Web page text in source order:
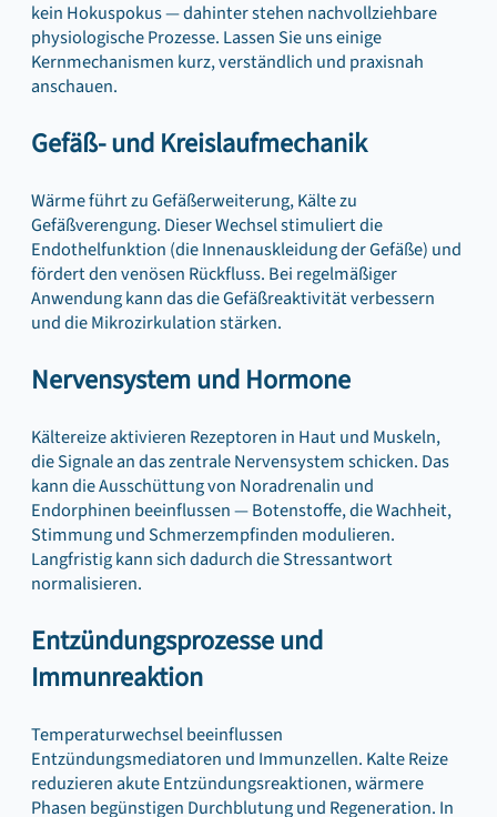
kein Hokuspokus — dahinter stehen nachvollziehbare
physiologische Prozesse. Lassen Sie uns einige
Kernmechanismen kurz, verständlich und praxisnah
anschauen.
Gefäß- und Kreislaufmechanik
Wärme führt zu Gefäßerweiterung, Kälte zu
Gefäßverengung. Dieser Wechsel stimuliert die
Endothelfunktion (die Innenauskleidung der Gefäße) und
fördert den venösen Rückfluss. Bei regelmäßiger
Anwendung kann das die Gefäßreaktivität verbessern
und die Mikrozirkulation stärken.
Nervensystem und Hormone
Kältereize aktivieren Rezeptoren in Haut und Muskeln,
die Signale an das zentrale Nervensystem schicken. Das
kann die Ausschüttung von Noradrenalin und
Endorphinen beeinflussen — Botenstoffe, die Wachheit,
Stimmung und Schmerzempfinden modulieren.
Langfristig kann sich dadurch die Stressantwort
normalisieren.
Entzündungsprozesse und
Immunreaktion
Temperaturwechsel beeinflussen
Entzündungsmediatoren und Immunzellen. Kalte Reize
reduzieren akute Entzündungsreaktionen, wärmere
Phasen begünstigen Durchblutung und Regeneration. In